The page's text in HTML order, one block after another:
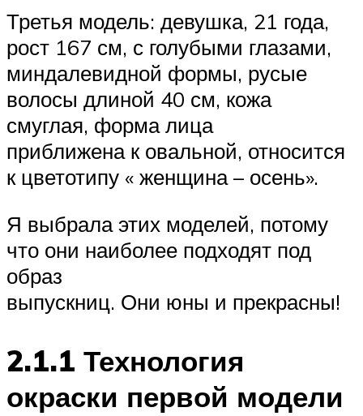
Третья модель: девушка, 21 года,
рост 167 см, с голубыми глазами,
миндалевидной формы, русые
волосы длиной 40 см, кожа
смуглая, форма лица
приближена к овальной, относится
к цветотипу « женщина – осень».
Я выбрала этих моделей, потому
что они наиболее подходят под
образ
выпускниц. Они юны и прекрасны!
2.1.1 Технология
окраски первой модели